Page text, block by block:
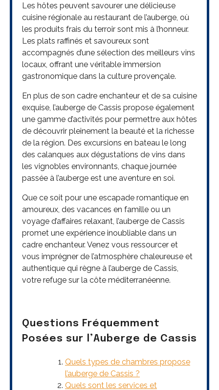
Les hôtes peuvent savourer une délicieuse
cuisine régionale au restaurant de l’auberge, où
les produits frais du terroir sont mis à l’honneur.
Les plats raffinés et savoureux sont
accompagnés d’une sélection des meilleurs vins
locaux, offrant une véritable immersion
gastronomique dans la culture provençale.
En plus de son cadre enchanteur et de sa cuisine
exquise, l’auberge de Cassis propose également
une gamme d’activités pour permettre aux hôtes
de découvrir pleinement la beauté et la richesse
de la région. Des excursions en bateau le long
des calanques aux dégustations de vins dans
les vignobles environnants, chaque journée
passée à l’auberge est une aventure en soi.
Que ce soit pour une escapade romantique en
amoureux, des vacances en famille ou un
voyage d’affaires relaxant, l’auberge de Cassis
promet une expérience inoubliable dans un
cadre enchanteur. Venez vous ressourcer et
vous imprégner de l’atmosphère chaleureuse et
authentique qui règne à l’auberge de Cassis,
votre refuge sur la côte méditerranéenne.
Questions Fréquemment
Posées sur l’Auberge de Cassis
Quels types de chambres propose
l’auberge de Cassis ?
Quels sont les services et